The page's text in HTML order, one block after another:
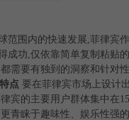
围内的快速发展,菲律宾作
成功,仅依靠简单复制粘贴
需要有独到的洞察和针对
点 要在菲律宾市场上设计
的主要用户群体集中在
睐于趣味性、娱乐性强